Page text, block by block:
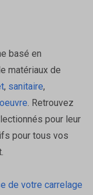
basé en
matériaux de
, sanitaire,
. Retrouvez
pour leur
pour tous vos
de votre carrelage